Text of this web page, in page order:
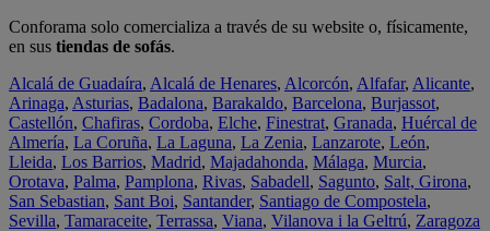
Conforama solo comercializa a través de su website o, físicamente,
en sus tiendas de sofás.
Alcalá de Guadaíra, Alcalá de Henares, Alcorcón, Alfafar, Alicante,
Arinaga, Asturias, Badalona, Barakaldo, Barcelona, Burjassot,
Castellón, Chafiras, Cordoba, Elche, Finestrat, Granada, Huércal de
Almería, La Coruña, La Laguna, La Zenia, Lanzarote, León,
Lleida, Los Barrios, Madrid, Majadahonda, Málaga, Murcia,
Orotava, Palma, Pamplona, Rivas, Sabadell, Sagunto, Salt, Girona,
San Sebastian, Sant Boi, Santander, Santiago de Compostela,
Sevilla, Tamaraceite, Terrassa, Viana, Vilanova i la Geltrú, Zaragoza